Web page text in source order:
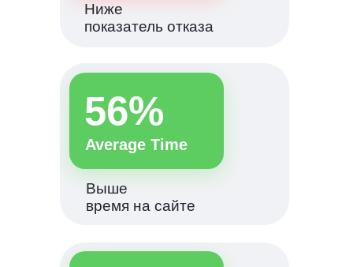
Выше
время на сайте
56%
Average Time
Ниже
показатель отказа